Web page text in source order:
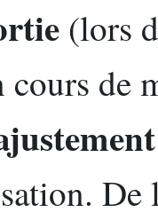
(lors
cours de
De